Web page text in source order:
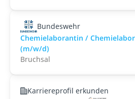
Bundeswehr
Chemielaborantin /
(m/w/d)
Bruchsal
Karriereprofil erkunden